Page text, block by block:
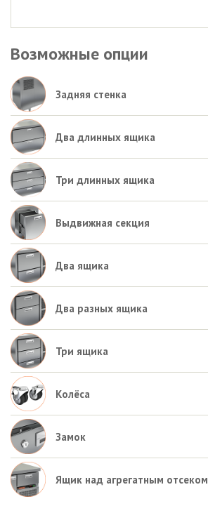
Возможные опции
Задняя стенка
Два длинных ящика
Три длинных ящика
Выдвижная секция
Два ящика
Два разных ящика
Три ящика
Колёса
Замок
Ящик над агрегатным отсеком